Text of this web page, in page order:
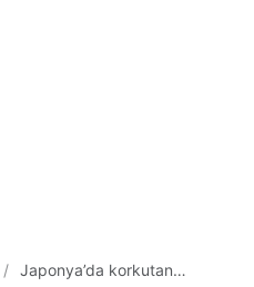
Japonya’da korkutan